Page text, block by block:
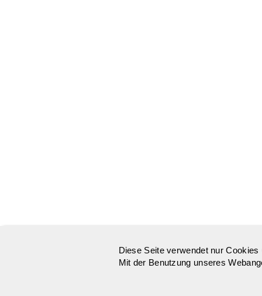
Diese Seite verwendet nur
Mit der Benutzung unseres